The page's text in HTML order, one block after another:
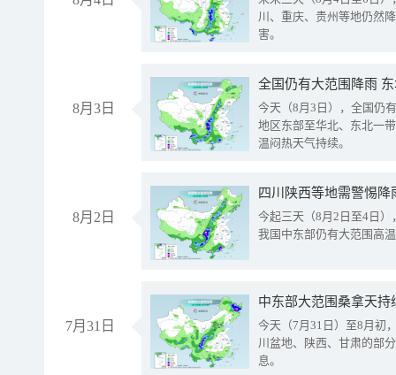
川、重庆、贵州等地仍然
害。
8月3日
全国仍有大范围降雨
今天（8月3日），全国仍
地区东部至华北、东北一
温闷热天气持续。
8月2日
今起三天（8月2日至4日
我国中东部仍有大范围高
7月31日
中东部大范围桑拿天
今天（7月31日）至8月初
川盆地、陕西、甘肃的部
息。